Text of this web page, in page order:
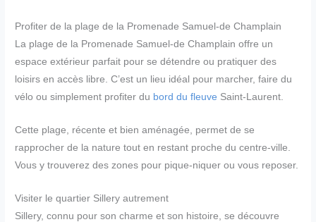
Profiter de la plage de la Promenade Samuel-de Champlain
La plage de la Promenade Samuel-de Champlain offre un
espace extérieur parfait pour se détendre ou pratiquer des
loisirs en accès libre. C’est un lieu idéal pour marcher, faire du
vélo ou simplement profiter du bord du fleuve Saint-Laurent.
Cette plage, récente et bien aménagée, permet de se
rapprocher de la nature tout en restant proche du centre-ville.
Vous y trouverez des zones pour pique-niquer ou vous reposer.
Visiter le quartier Sillery autrement
Sillery, connu pour son charme et son histoire, se découvre